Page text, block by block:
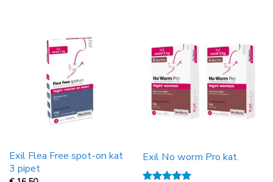
Exil Flea Free spot-on kat
3 pipet
Exil No worm Pro kat.